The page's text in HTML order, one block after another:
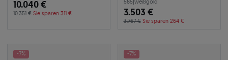
10.040 €
10.351 € Sie sparen 311 €
585|weißgold
3.503 €
3.767 € Sie sparen 264 €
-7% -7%